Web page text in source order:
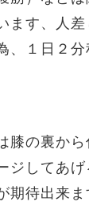
ます、人差
、１日２分
膝の裏から
ジしてあ
期待出来ま